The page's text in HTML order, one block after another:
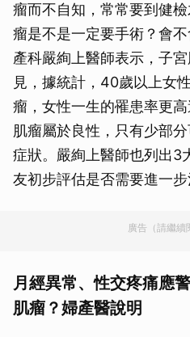
瘤而不自知，常常要到健
瘤是不是一定要手術？會
產科嚴絢上醫師表示，子
見，據統計，40歲以上女
瘤，女性一生的罹患率更
肌瘤屬於良性，只有少部
症狀。嚴絢上醫師也列出3
友初步評估是否需要進一步
廣告（請繼續
月經異常、性交疼痛應
肌瘤？婦產醫說明